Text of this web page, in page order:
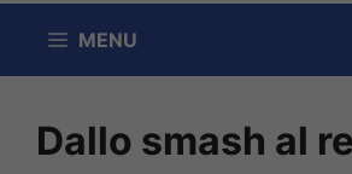
MENU
Dallo smash al